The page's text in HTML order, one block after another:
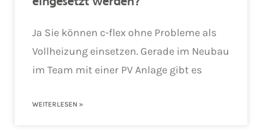
Ja Sie können c-flex ohne Probleme als
Vollheizung einsetzen. Gerade im Neubau
im Team mit einer PV Anlage gibt es
WEITERLESEN »